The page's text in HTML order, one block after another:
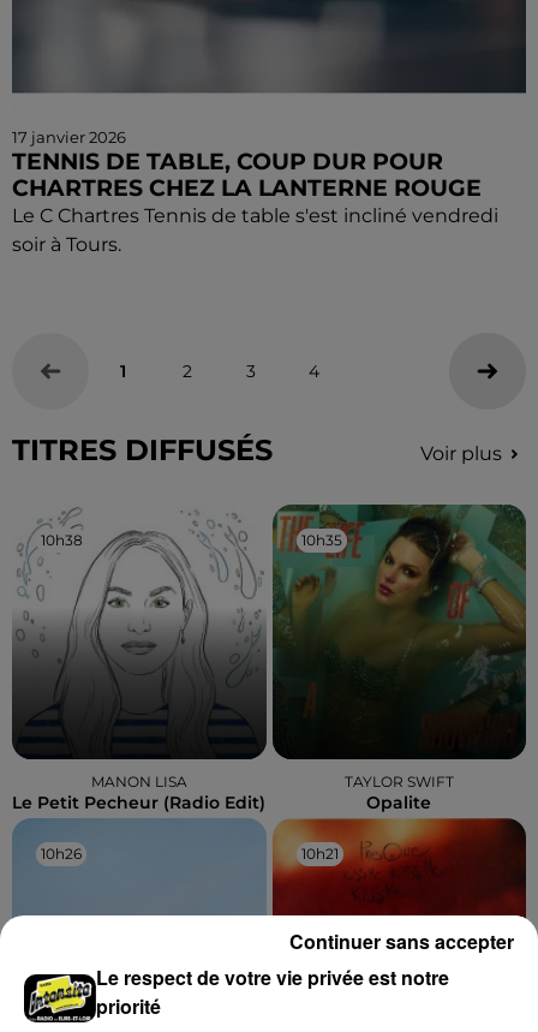
17 janvier 2026
TENNIS DE TABLE, COUP DUR POUR
CHARTRES CHEZ LA LANTERNE ROUGE
Le C Chartres Tennis de table s'est incliné vendredi
soir à Tours.
1 2 3 4
TITRES DIFFUSÉS Voir plus
10h38
10h38
MANON LISA
Le Petit Pecheur (radio Edit)
10h35
10h35
TAYLOR SWIFT
Opalite
10h26
10h26 10h21
10h21
Le respect de votre vie privée est notre
priorité
Continuer sans accepter